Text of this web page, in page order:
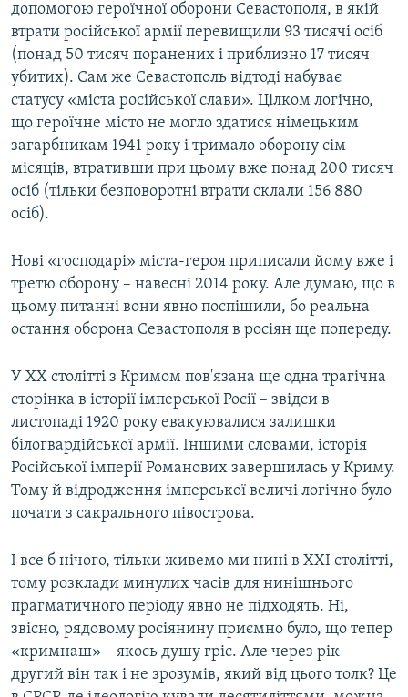
допомогою героїчної оборони Севастополя, в якій
втрати російської армії перевищили 93 тисячі осіб
(понад 50 тисяч поранених і приблизно 17 тисяч
убитих). Сам же Севастополь відтоді набуває
статусу «міста російської слави». Цілком логічно,
що героїчне місто не могло здатися німецьким
загарбникам 1941 року і тримало оборону сім
місяців, втративши при цьому вже понад 200 тисяч
осіб (тільки безповоротні втрати склали 156 880
осіб).
Нові «господарі» міста-героя приписали йому вже і
третю оборону – навесні 2014 року. Але думаю, що в
цьому питанні вони явно поспішили, бо реальна
остання оборона Севастополя в росіян ще попереду.
У ХХ столітті з Кримом пов'язана ще одна трагічна
сторінка в історії імперської Росії – звідси в
листопаді 1920 року евакуювалися залишки
білогвардійської армії. Іншими словами, історія
Російської імперії Романових завершилась у Криму.
Тому й відродження імперської величі логічно було
почати з сакрального півострова.
І все б нічого, тільки живемо ми нині в ХХI столітті,
тому розклади минулих часів для нинішнього
прагматичного періоду явно не підходять. Ні,
звісно, рядовому росіянину приємно було, що тепер
«кримнаш» – якось душу гріє. Але через рік-
другий він так і не зрозумів, який від цього толк? Це